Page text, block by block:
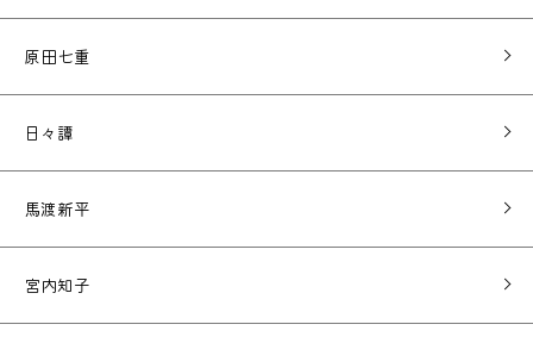
原田七重
日々譚
馬渡新平
宮内知子